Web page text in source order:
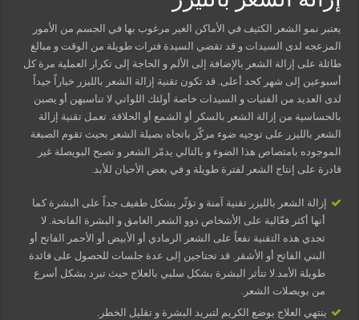
يعتبر نمو الشعر الكثيف في الأماكن الغير مرغوب بها في الجسم من الأمور
المزعجه لدى السيدات و قد تقضي السيدة فترات طويلة من الوقت و مبالغ
طائلة على إزالة الشعر بالإضافة إلى الألم و الحاجة إلى تكرار العملية مرة كل
أسبوعين إلى شهر كحد أعلى. قد تكون تقنية إزالة الشعر بالليزر خياراً جيداً
لدى العديد من الفتيات و السيدات خاصة أولئك اللواتي لا تناسبهن أو يصبن
بالحساسية من إزالة الشعر بالسكر أو الشمع أو الحلاقة. تعمل تقنية إزالة
الشعر بالليزر على توجيه ضوء مركّز باتجاه بصيلة الشعر بحيث تقوم الصبغة
الموجوده بامتصاص هذا الضوء و بالتالي يدمّر الشعر و تصبح البويصلة غير
قادرة على إنتاج الشعر لفترة طويلة و في بعض الأحيان للأبد.
إزالة الشعر بالليزر تقنية آمنة و تؤثّر بشكل طفيف جداً على البشرة كما
أنها أكثر فعّالية على الأشخاص ذوو الشعر الغامق و البشرة الفاتحة. لا
تجدي هذه التقنية نفعاً على الشعر الرمادي أو الأبيض أو الأحمر الفاتح أو
البني الفاتح أو الأشقر. قد تحتاجين إلى عدة جلسات للحصول على فائدة
طويلة الأمد.لا تتأثر البشرة بشكل سلبي بالعلاج حيث تبرد بشكل أسرع
من بويصلات الشعر.
ينتهي العلاج بوضع الكريم لتبريد البشرة و تقليل الخطر.